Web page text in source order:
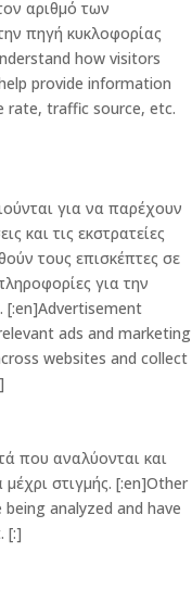
αριθμό των
πηγή κυκλοφορίας
how visitors
provide information
rate, traffic source, etc.
για να παρέχουν
και τις εκστρατείες
τους επισκέπτες σε
για την
ads and marketing
websites and collect
που αναλύονται και
μέχρι στιγμής. [:en]Other
analyzed and have
[:]